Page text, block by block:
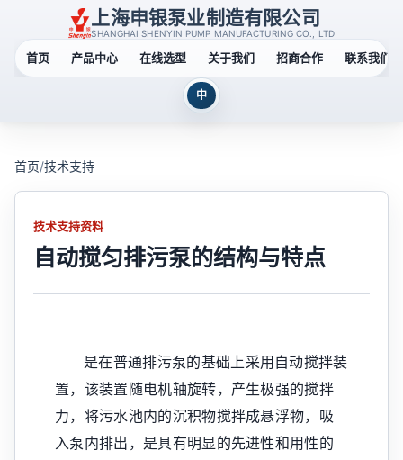
上海申银泵业制造有限公司
SHANGHAI SHENYIN PUMP MANUFACTURING CO., LTD
首页 产品中心 在线选型 关于我们 招商合作 联系我们
中
首页/技术支持
技术支持资料
自动搅匀排污泵的结构与特点
是在普通排污泵的基础上采用自动搅拌装
置，该装置随电机轴旋转，产生极强的搅拌
力，将污水池内的沉积物搅拌成悬浮物，吸
入泵内排出，是具有明显的先进性和用性的